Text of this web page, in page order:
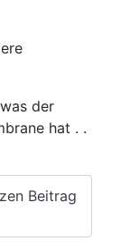
der
hat . .
Beitrag